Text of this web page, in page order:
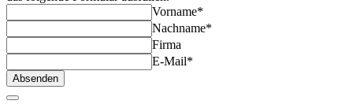
Vorname*
Nachname*
Firma
E-Mail*
Absenden